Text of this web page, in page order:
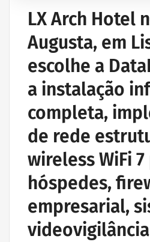
REDE ESTRUTURADA
LX Arch Hotel
Augusta, em
escolhe a
a instalação
completa,
de rede
wireless WiFi
hóspedes,
empresarial,